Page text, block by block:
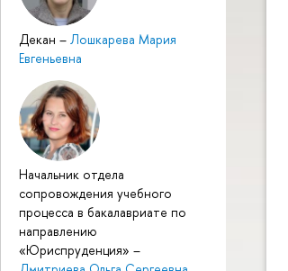
Декан – Лошкарева Мария
Евгеньевна
Начальник отдела
сопровождения учебного
процесса в бакалавриате по
направлению
«Юриспруденция» –